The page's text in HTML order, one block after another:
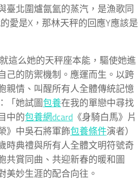
臺北圍爐氤氳的蒸汽，是漁歌同
愛是X，那林天秤的回應Y應該是
這么她的天秤座本能，驅使她進
己的防禦機制。應運而生。以跨
親情、叫醒所有人全體傳統記憶
「她試圖包養在我的單戀中尋找
中的包養網dcard 《身騎白馬》片
》中吳石將軍飾包養條件演者）
時典禮與所有人全體文明符號奇
共賞同曲、共迎新春的暖和圖
美妙生涯的配合向往。